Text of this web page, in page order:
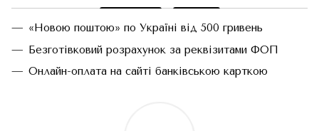
«Новою поштою» по Україні від 500 гривень
Безготівковий розрахунок за реквізитами ФОП
Онлайн-оплата на сайті банківською карткою